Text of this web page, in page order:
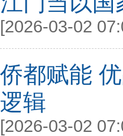
[2026-03-02
侨都赋能
逻辑
[2026-03-02